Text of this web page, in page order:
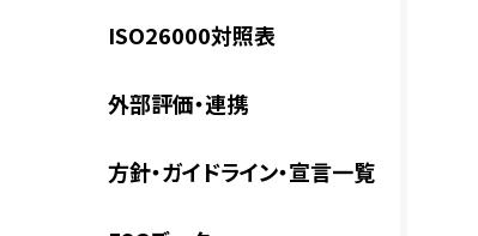
ISO26000対照表
外部評価・連携
方針・ガイドライン・宣言一覧